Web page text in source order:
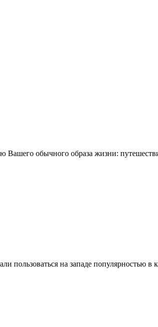
Вашего обычного образа жизни:
пользоваться на западе популярностью в